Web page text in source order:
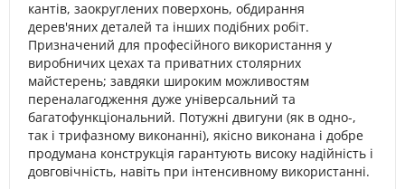
кантів, заокруглених поверхонь, обдирання
дерев'яних деталей та інших подібних робіт.
Призначений для професійного використання у
виробничих цехах та приватних столярних
майстерень; завдяки широким можливостям
переналагодження дуже універсальний та
багатофункціональний. Потужні двигуни (як в одно-,
так і трифазному виконанні), якісно виконана і добре
продумана конструкція гарантують високу надійність і
довговічність, навіть при інтенсивному використанні.